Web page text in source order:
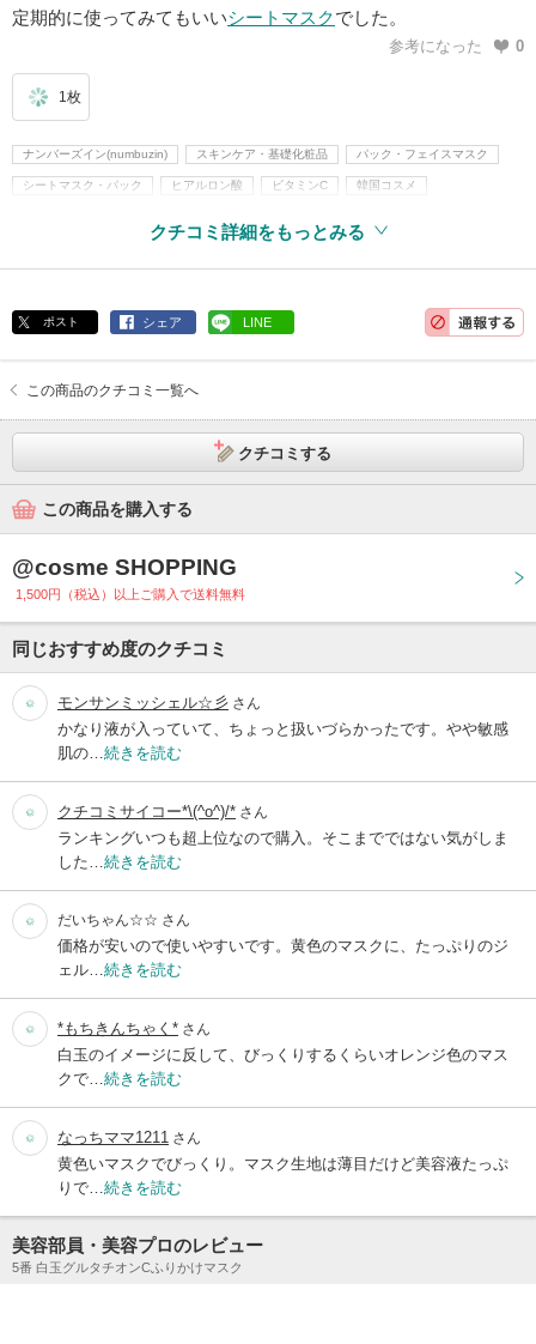
定期的に使ってみてもいいシートマスクでした。
参考になった 0
1枚
ナンバーズイン(numbuzin) スキンケア・基礎化粧品 パック・フェイスマスク
シートマスク・パック ヒアルロン酸 ビタミンC 韓国コスメ
クチコミ詳細をもっとみる
ポスト シェア LINE
この商品のクチコミ一覧へ
クチコミする
この商品を購入する
@cosme SHOPPING
1,500円（税込）以上ご購入で送料無料
同じおすすめ度のクチコミ
モンサンミッシェル☆彡 さん
かなり液が入っていて、ちょっと扱いづらかったです。やや敏感
肌の… 続きを読む
クチコミサイコー*\(^o^)/* さん
ランキングいつも超上位なので購入。そこまでではない気がしま
した… 続きを読む
だいちゃん☆☆ さん
価格が安いので使いやすいです。黄色のマスクに、たっぷりのジ
ェル… 続きを読む
*もちきんちゃく* さん
白玉のイメージに反して、びっくりするくらいオレンジ色のマス
クで… 続きを読む
なっちママ1211 さん
黄色いマスクでびっくり。マスク生地は薄目だけど美容液たっぷ
りで… 続きを読む
美容部員・美容プロのレビュー
5番 白玉グルタチオンCふりかけマスク